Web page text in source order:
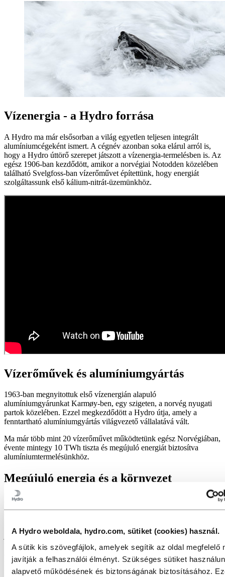
A Hydro weboldala, hydro.com, sütiket (cookies) használ.
A sütik kis szövegfájlok, amelyek segítik az oldal megfelelő
javítják a felhasználói élményt. Szükséges sütiket
alapvető működésének és biztonságának biztosításához.
Vízenergia - a Hydro forrása
A Hydro ma már elsősorban a világ egyetlen teljesen integrált
alumíniumcégeként ismert. A cégnév azonban soka elárul arról is,
hogy a Hydro úttörő szerepet játszott a vízenergia-termelésben is. Az
egész 1906-ban kezdődött, amikor a norvégiai Notodden közelében
található Svelgfoss-ban vízerőművet építettünk, hogy energiát
szolgáltassunk első kálium-nitrát-üzemünkhöz.
Vízerőművek és alumíniumgyártás
1963-ban megnyitottuk első vízenergián alapuló
alumíniumgyárunkat Karmøy-ben, egy szigeten, a norvég nyugati
partok közelében. Ezzel megkezdődött a Hydro útja, amely a
fenntartható alumíniumgyártás világvezető vállalatává vált.
Ma már több mint 20 vízerőművet működtetünk egész Norvégiában,
évente mintegy 10 TWh tiszta és megújuló energiát biztosítva
alumíniumtermelésünkhöz.
Megújuló energia és a környezet
Mivel az alumínium előállítása sok energiát igényel, nagyon fontos
olyan energiaforrásokat használni, amelyek kis szénlábnyomot
villamos energiáját szénre alapozza, amint az a világ több régiójában
jellemző, ötször nagyobb a CO2-kibocsátása, mint annak, amely
megújuló forrásokból származó villamos energiára alapozza. Ezért
alapvető stratégiánk az, hogy tevékenységünket a világ olyan
régióiban bővítsük, ahol nulla kibocsátású energiát használhatunk,
például vízenergiát, szélenergiát, napenergiát és még sok mást.